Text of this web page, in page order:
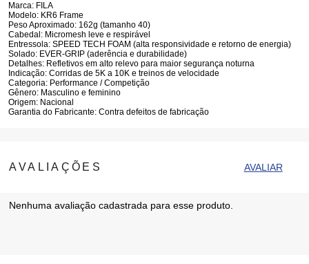
Marca: FILA
Modelo: KR6 Frame
Peso Aproximado: 162g (tamanho 40)
Cabedal: Micromesh leve e respirável
Entressola: SPEED TECH FOAM (alta responsividade e retorno de energia)
Solado: EVER-GRIP (aderência e durabilidade)
Detalhes: Refletivos em alto relevo para maior segurança noturna
Indicação: Corridas de 5K a 10K e treinos de velocidade
Categoria: Performance / Competição
Gênero: Masculino e feminino
Origem: Nacional
Garantia do Fabricante: Contra defeitos de fabricação
Nenhuma avaliação cadastrada para esse produto.